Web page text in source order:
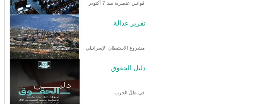
قوانين عنصرية منذ 7 أكتوبر
تقرير عدالة
مشروع الاستيطان الإسرائيلي
دليل الحقوق
في ظلّ الحرب